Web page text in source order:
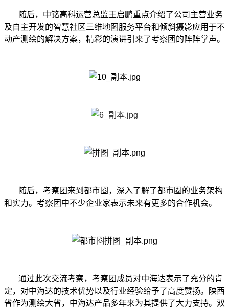
随后，中铭高科运营总监王启鹏重点介绍了公司主营业务
及自主开发的智慧社区三维地图服务平台和倾斜摄影应用于不
动产测绘的解决方案，精彩的演讲引来了考察团的阵阵掌声。
随后，考察团来到都市圈，深入了解了都市圈的业务架构
和实力。考察团中不少企业家表示未来有更多的合作机会。
通过此次交流考察，考察团成员对中海达表示了充分的肯
定，对中海达的技术优势以及行业经验给予了高度赞扬。陕西
省作为测绘大省，中海达产品多年来为其提供了大力支持。双